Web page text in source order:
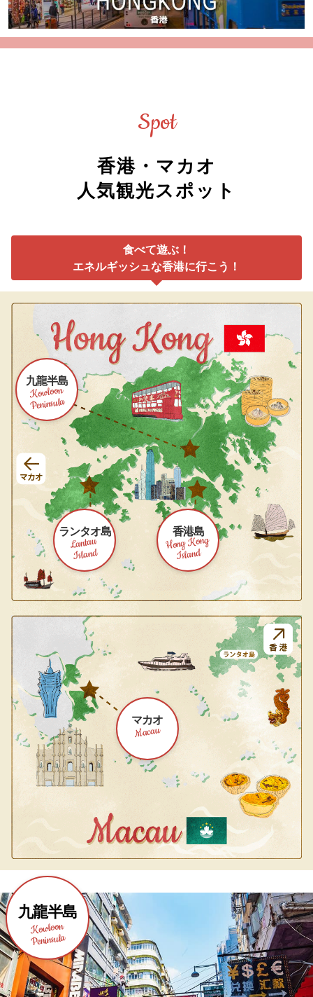
Spot
香港・マカオ
人気観光スポット
食べて遊ぶ！
エネルギッシュな香港に行こう！
九龍半島
Kowloon
Peninsula
香港島
Hong Kong
Island
ランタオ島
Lantau
Island
マカオ
Macau
九龍半島
Kowloon
Peninsula